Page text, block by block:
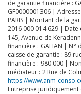
de garantie financière :
GF0000001306 | Adresse
PARIS | Montant de la
2016 000 014 629 |
145, Avenue de
financière : GALIAN | N°
caisse de garantie : 89
financière : 980 000 |
médiateur : 2 Rue de
https://www.anm-
Entreprise